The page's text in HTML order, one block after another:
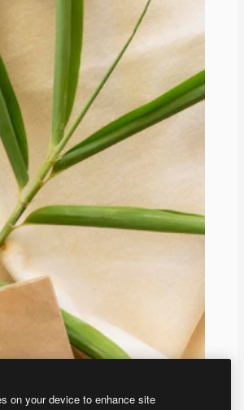
on your device to enhance site